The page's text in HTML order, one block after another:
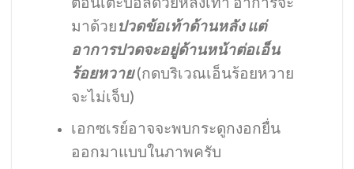
มาด้วยปวดข้อเท้าด้านหลัง แต่
อาการปวดจะอยู่ด้านหน้าต่อเอ็น
ร้อยหวาย(กดบริเวณเอ็นร้อยหวาย
จะไม่เจ็บ)
เอกซเรย์อาจจะพบกระดูกงอกยื่น
ออกมาแบบในภาพครับ